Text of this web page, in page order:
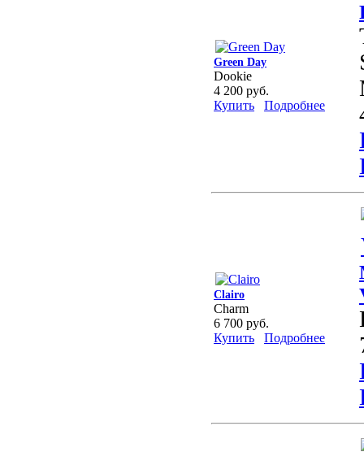
Green Day
Dookie
4 200 руб.
Купить
Подробнее
Clairo
Charm
6 700 руб.
Купить
Подробнее